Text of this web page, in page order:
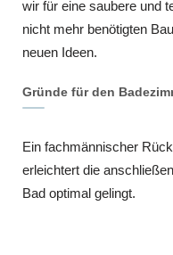
wir für eine saubere und
nicht mehr benötigten
neuen Ideen.
Gründe für den
Ein fachmännischer
erleichtert die
Bad optimal gelingt.